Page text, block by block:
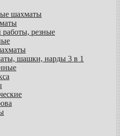
шахматы
резные
шашки, нарды 3 в 1